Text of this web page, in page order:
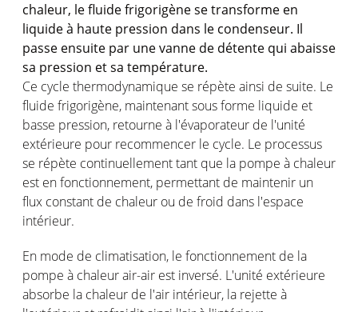
chaleur, le fluide frigorigène se transforme en
liquide à haute pression dans le condenseur. Il
passe ensuite par une vanne de détente qui abaisse
sa pression et sa température.
Ce cycle thermodynamique se répète ainsi de suite. Le
fluide frigorigène, maintenant sous forme liquide et
basse pression, retourne à l'évaporateur de l'unité
extérieure pour recommencer le cycle. Le processus
se répète continuellement tant que la pompe à chaleur
est en fonctionnement, permettant de maintenir un
flux constant de chaleur ou de froid dans l'espace
intérieur.
En mode de climatisation, le fonctionnement de la
pompe à chaleur air-air est inversé. L'unité extérieure
absorbe la chaleur de l'air intérieur, la rejette à